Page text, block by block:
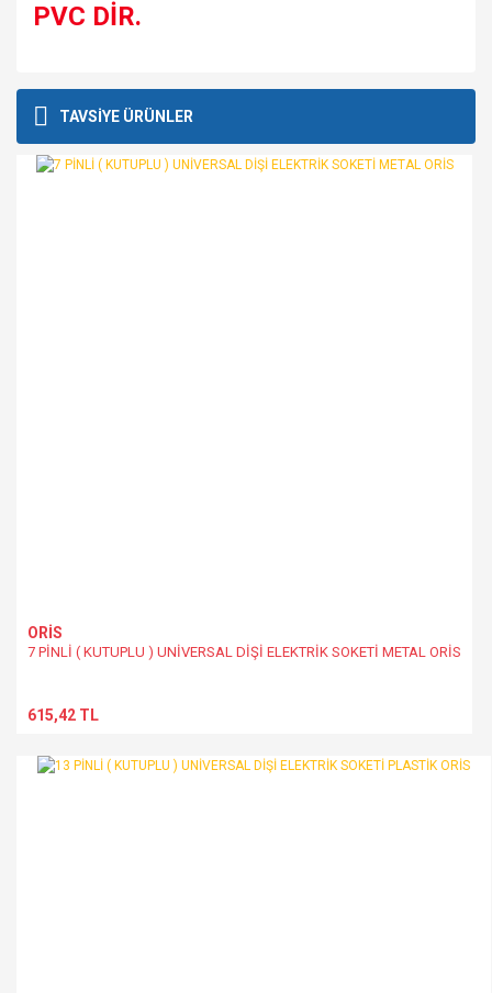
PVC DİR.
Bu ürüne ilk yorumu siz yapın!
kullanarak tarafımıza iletebilirsiniz.
Görüş ve önerileriniz için teşekkür ederiz.
TAVSİYE ÜRÜNLER
ORİS
7 PİNLİ ( KUTUPLU ) UNİVERSAL DİŞİ ELEKTRİK SOKETİ METAL ORİS
615,42 TL